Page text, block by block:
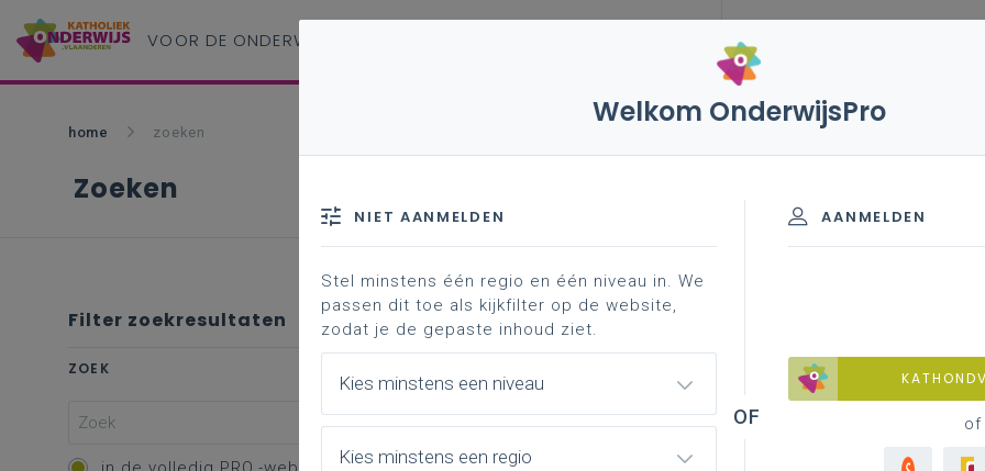
VOOR DE ONDERWIJS
home zoeken
Zoeken
Filter zoekresultaten
ZOEK
Professionaliseringsdatabank
Vakkenpagina
Overzicht van alle leerplannen met ondersteunend materiaal per leerplan.
Welkom OnderwijsPro
AANMELDEN
of
NIET AANMELDEN
Stel minstens één regio en één niveau in. We
passen dit toe als kijkfilter op de website,
zodat je de gepaste inhoud ziet.
Kies minstens een niveau
Kies minstens een regio